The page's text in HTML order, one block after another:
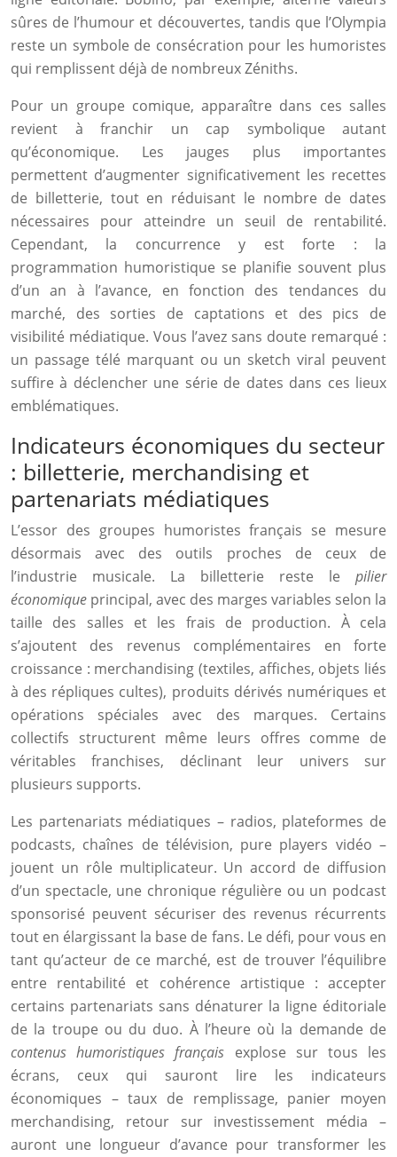
sûres de l’humour et découvertes, tandis que l’Olympia
reste un symbole de consécration pour les humoristes
qui remplissent déjà de nombreux Zéniths.
Pour un groupe comique, apparaître dans ces salles
revient à franchir un cap symbolique autant
qu’économique. Les jauges plus importantes
permettent d’augmenter significativement les recettes
de billetterie, tout en réduisant le nombre de dates
nécessaires pour atteindre un seuil de rentabilité.
Cependant, la concurrence y est forte : la
programmation humoristique se planifie souvent plus
d’un an à l’avance, en fonction des tendances du
marché, des sorties de captations et des pics de
visibilité médiatique. Vous l’avez sans doute remarqué :
un passage télé marquant ou un sketch viral peuvent
suffire à déclencher une série de dates dans ces lieux
emblématiques.
Indicateurs économiques du secteur
: billetterie, merchandising et
partenariats médiatiques
L’essor des groupes humoristes français se mesure
désormais avec des outils proches de ceux de
l’industrie musicale. La billetterie reste le pilier
économique principal, avec des marges variables selon la
taille des salles et les frais de production. À cela
s’ajoutent des revenus complémentaires en forte
croissance : merchandising (textiles, affiches, objets liés
à des répliques cultes), produits dérivés numériques et
opérations spéciales avec des marques. Certains
collectifs structurent même leurs offres comme de
véritables franchises, déclinant leur univers sur
plusieurs supports.
Les partenariats médiatiques – radios, plateformes de
podcasts, chaînes de télévision, pure players vidéo –
jouent un rôle multiplicateur. Un accord de diffusion
d’un spectacle, une chronique régulière ou un podcast
sponsorisé peuvent sécuriser des revenus récurrents
tout en élargissant la base de fans. Le défi, pour vous en
tant qu’acteur de ce marché, est de trouver l’équilibre
entre rentabilité et cohérence artistique : accepter
certains partenariats sans dénaturer la ligne éditoriale
de la troupe ou du duo. À l’heure où la demande de
contenus humoristiques français explose sur tous les
écrans, ceux qui sauront lire les indicateurs
économiques – taux de remplissage, panier moyen
merchandising, retour sur investissement média –
auront une longueur d’avance pour transformer les